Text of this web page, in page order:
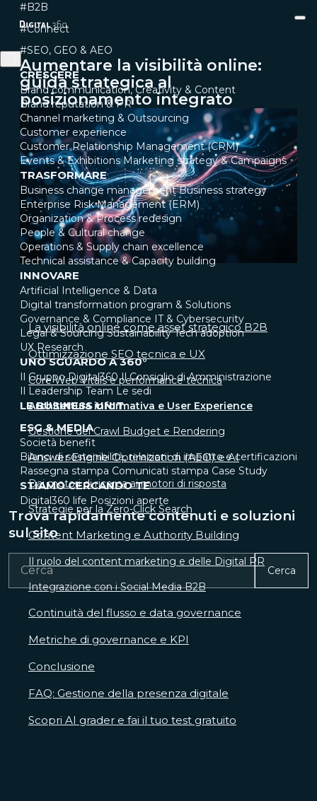
CRESCERE
Brand communication, Creativity & Content
Brand reputation & PR
Channel marketing & Outsourcing
Customer experience
Customer Relationship Management (CRM)
Events & Exhibitions Marketing strategy & Campaigns
TRASFORMARE
Business change management Business strategy
Enterprise Risk Management (ERM)
Organization & Process redesign
People & Cultural change
Operations & Supply chain excellence
Technical assistance & Capacity building
INNOVARE
Artificial Intelligence & Data
Digital transformation program & Solutions
Governance & Compliance IT & Cybersecurity
Legal & Sourcing Sustainability Tech adoption
UX Research
UNO SGUARDO A 360°
Il Gruppo Digital360 Il Consiglio di Amministrazione
Il Leadership Team Le sedi
LE BUSINESS UNIT
ESG & MEDIA
Società benefit
Bilanci di sostenibilità, relazioni di impatto e certificazioni
Rassegna stampa Comunicati stampa Case Study
STIAMO CERCANDO TE
Digital360 life Posizioni aperte
Trova rapidamente contenuti e soluzioni
sul sito
Cerca
#B2B
#Connect
#SEO, GEO & AEO
Aumentare la visibilità online:
guida strategica al
posizionamento integrato
La visibilità online come asset strategico B2B
Ottimizzazione SEO tecnica e UX
Core Web Vitals e performance tecnica
Architettura informativa e User Experience
Gestione del Crawl Budget e Rendering
Answer Engine Optimization (AEO) e AI
Dai motori di ricerca ai motori di risposta
Strategie per la Zero-Click Search
Content Marketing e Authority Building
Il ruolo del content marketing e delle Digital PR
Integrazione con i Social Media B2B
Continuità del flusso e data governance
Metriche di governance e KPI
Conclusione
FAQ: Gestione della presenza digitale
Scopri AI grader e fai il tuo test gratuito